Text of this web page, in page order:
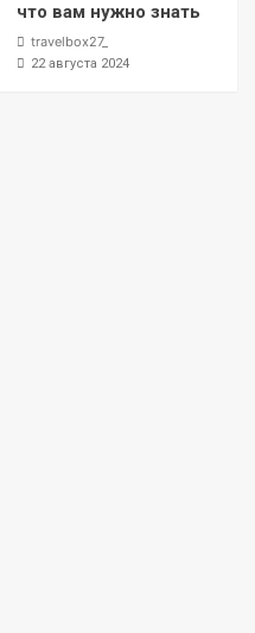
что вам нужно знать
travelbox27_
22 августа 2024